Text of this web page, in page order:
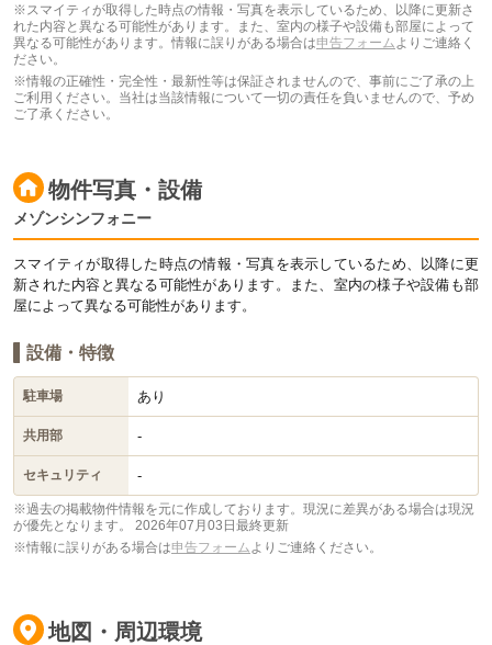
※スマイティが取得した時点の情報・写真を表示しているため、以降に更新さ
れた内容と異なる可能性があります。また、室内の様子や設備も部屋によって
異なる可能性があります。情報に誤りがある場合は申告フォーム よりご連絡く
ださい。
※情報の正確性・完全性・最新性等は保証されませんので、事前にご了承の上
ご利用ください。当社は当該情報について一切の責任を負いませんので、予め
ご了承ください。
物件写真・設備
メゾンシンフォニー
スマイティが取得した時点の情報・写真を表示しているため、以降に更
新された内容と異なる可能性があります。また、室内の様子や設備も部
屋によって異なる可能性があります。
設備・特徴
駐車場 あり
共用部 -
セキュリティ -
※過去の掲載物件情報を元に作成しております。現況に差異がある場合は現況
が優先となります。 2026年07月03日最終更新
※情報に誤りがある場合は申告フォーム よりご連絡ください。
地図・周辺環境